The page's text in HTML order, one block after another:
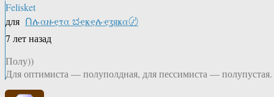
Felisket
для Ոሉαዙҿτα ಭҿҝҿሉҿʓяҝα〄
7 лет назад
Полу))
Для оптимиста — полуполдная, для пессимиста — полупустая.